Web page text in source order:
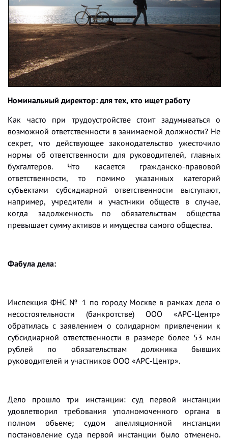
Номинальный директор: для тех, кто ищет работу
Как часто при трудоустройстве стоит задумываться о
возможной ответственности в занимаемой должности? Не
секрет, что действующее законодательство ужесточило
нормы об ответственности для руководителей, главных
бухгалтеров. Что касается гражданско-правовой
ответственности, то помимо указанных категорий
субъектами субсидиарной ответственности выступают,
например, учредители и участники обществ в случае,
когда задолженность по обязательствам общества
превышает сумму активов и имущества самого общества.
Фабула дела:
Инспекция ФНС № 1 по городу Москве в рамках дела о
несостоятельности (банкротстве) ООО «АРС-Центр»
обратилась с заявлением о солидарном привлечении к
субсидиарной ответственности в размере более 53 млн
рублей по обязательствам должника бывших
руководителей и участников ООО «АРС-Центр».
Дело прошло три инстанции: суд первой инстанции
удовлетворил требования уполномоченного органа в
полном объеме; судом апелляционной инстанции
постановление суда первой инстанции было отменено.